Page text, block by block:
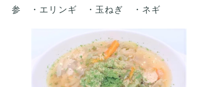
参 ・エリンギ ・玉ねぎ ・ネギ